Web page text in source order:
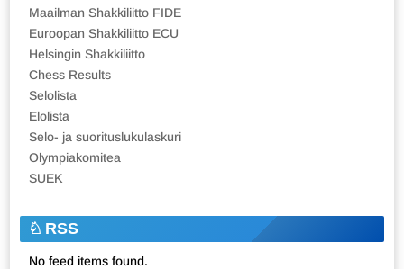
Maailman Shakkiliitto FIDE
Euroopan Shakkiliitto ECU
Helsingin Shakkiliitto
Chess Results
Selolista
Elolista
Selo- ja suorituslukulaskuri
Olympiakomitea
SUEK
RSS
No feed items found.